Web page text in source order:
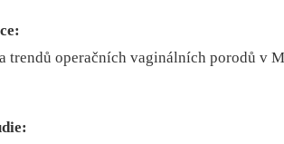
trendů operačních vaginálních porodů v